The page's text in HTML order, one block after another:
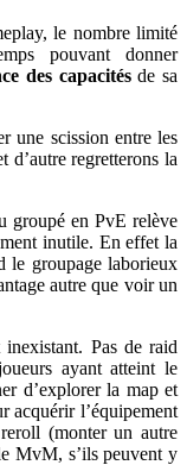
le nombre limité
pouvant donner
des capacitésde sa
une scission entre les
d’autre regretterons la
groupé en PvE relève
inutile. En effet la
le groupage laborieux
autre que voir un
Pas de raid
ayant atteint le
d’explorer la map et
acquérir l’équipement
(monter un autre
MvM, s’ils peuvent y